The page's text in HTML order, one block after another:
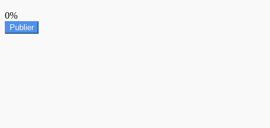
0%
Publier